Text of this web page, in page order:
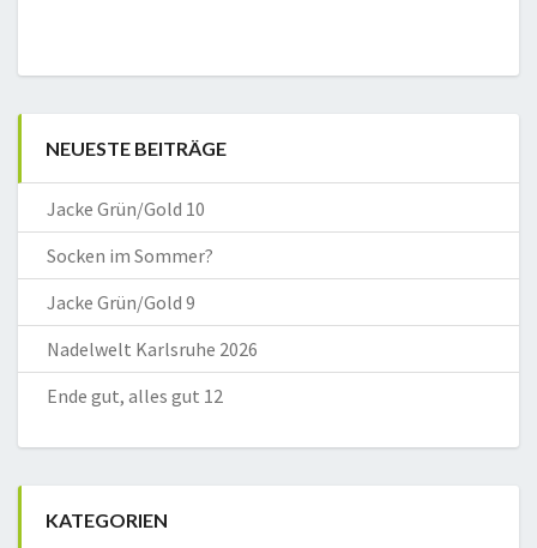
NEUESTE BEITRÄGE
Jacke Grün/Gold 10
Socken im Sommer?
Jacke Grün/Gold 9
Nadelwelt Karlsruhe 2026
Ende gut, alles gut 12
KATEGORIEN